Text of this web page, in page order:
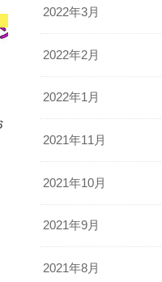
2022年3月
2022年2月
2022年1月
2021年11月
2021年10月
2021年9月
2021年8月